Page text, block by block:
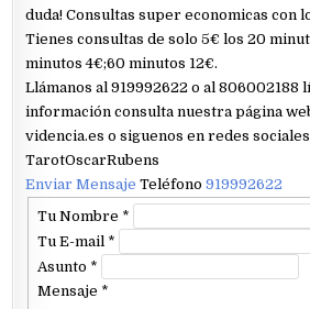
duda! Consultas super economicas con
Tienes consultas de solo 5€ los 20
minutos 4€;60 minutos 12€.
Llámanos al 919992622 o al 806002188
información consulta nuestra página
videncia.es o siguenos en redes
TarotOscarRubens
Enviar MensajeTeléfono919992622
Tu Nombre *
Tu E-mail *
Asunto *
Mensaje *